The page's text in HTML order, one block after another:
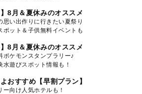
】8月＆夏休みのオススメ
思い出作りに行きたい夏祭り
ポット＆子供無料イベントも
】8月＆夏休みのオススメ
ポケモンスタンプラリー♪
水遊びスポット情報も！
おすすめ【早割プラン】
ー向け人気ホテルも！